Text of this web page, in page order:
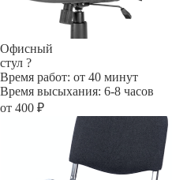
Офисный
стул ?
Время работ: от 40 минут
Время высыхания: 6-8 часов
от 400 ₽